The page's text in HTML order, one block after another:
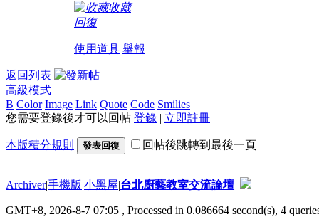
收藏
回復
使用道具 舉報
返回列表
高級模式
B Color Image Link Quote Code Smilies
您需要登錄後才可以回帖 登錄 | 立即註冊
本版積分規則 發表回復 回帖後跳轉到最後一頁
Archiver|手機版|小黑屋|台北廚藝教室交流論壇
GMT+8, 2026-8-7 07:05 , Processed in 0.086664 second(s), 4